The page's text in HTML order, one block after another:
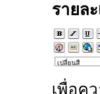
รายล
เพื่อค